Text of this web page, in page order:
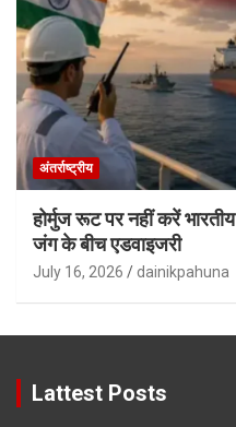
अंतर्राष्ट्रीय
होर्मुज रूट पर नहीं करें
जंग के बीच एडवाइजरी
July 16, 2026 dainikpahuna
Lattest Posts